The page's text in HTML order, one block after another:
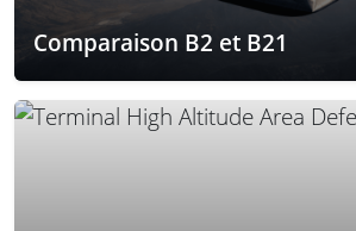
Comparaison B2 et B21